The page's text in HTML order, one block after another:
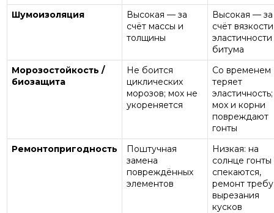
Шумоизоляция
Высокая — за
счёт массы и
толщины
Высокая — за
счёт
эластичности
битума
Морозостойкость /
биозащита
Не боится
циклических
морозов; мох не
укореняется
Со временем
теряет
эластичность;
мох и корни
повреждают
гонты
Ремонтопригодность
Поштучная
замена
повреждённых
элементов
Низкая: на
солнце гонты
спекаются,
ремонт
вырезания
кусков